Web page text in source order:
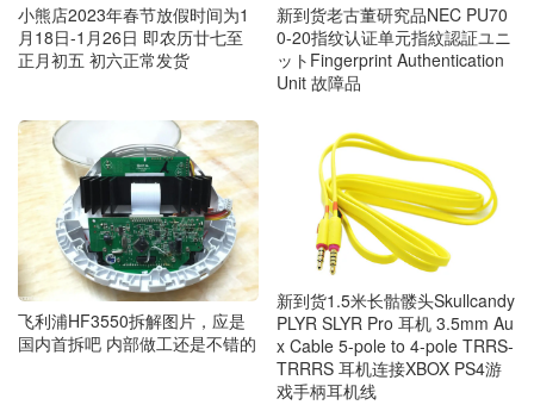
小熊店2023年春节放假时间为1
月18日-1月26日 即农历廿七至
正月初五 初六正常发货
新到货老古董研究品NEC PU70
0-20指纹认证单元指紋認証ユニ
ットFingerprint Authentication
Unit 故障品
飞利浦HF3550拆解图片，应是
国内首拆吧 内部做工还是不错的
新到货1.5米长骷髅头Skullcandy
PLYR SLYR Pro 耳机 3.5mm Au
x Cable 5-pole to 4-pole TRRS-
TRRRS 耳机连接XBOX PS4游
戏手柄耳机线